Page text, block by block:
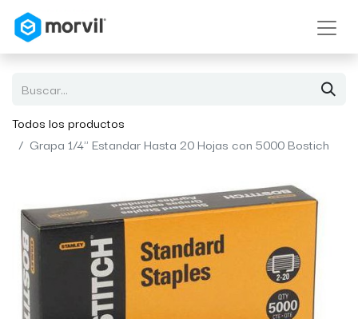
Todos los productos
Grapa 1/4" Estandar Hasta 20 Hojas con 5000 Bostich